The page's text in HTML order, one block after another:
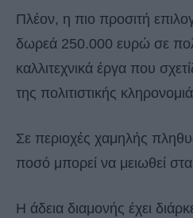
Πλέον, η πιο προσιτή
δωρεά 250.000 ευρώ σε
καλλιτεχνικά έργα που
της πολιτιστικής
Σε περιοχές χαμηλής
ποσό μπορεί να μειωθεί
Η άδεια διαμονής έχει